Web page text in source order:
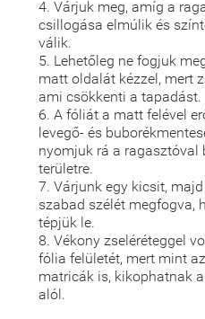
4. Várjuk meg, amíg a
csillogása elmúlik és
válik.
5. Lehetőleg ne fogjuk
matt oldalát kézzel, mert
ami csökkenti a tapadást.
6. A fóliát a matt felével
levegő- és
nyomjuk rá a ragasztóval
területre.
7. Várjunk egy kicsit,
szabad szélét megfogva,
tépjük le.
8. Vékony zseléréteggel
fólia felületét, mert mint
matricák is, kikophatnak
alól.